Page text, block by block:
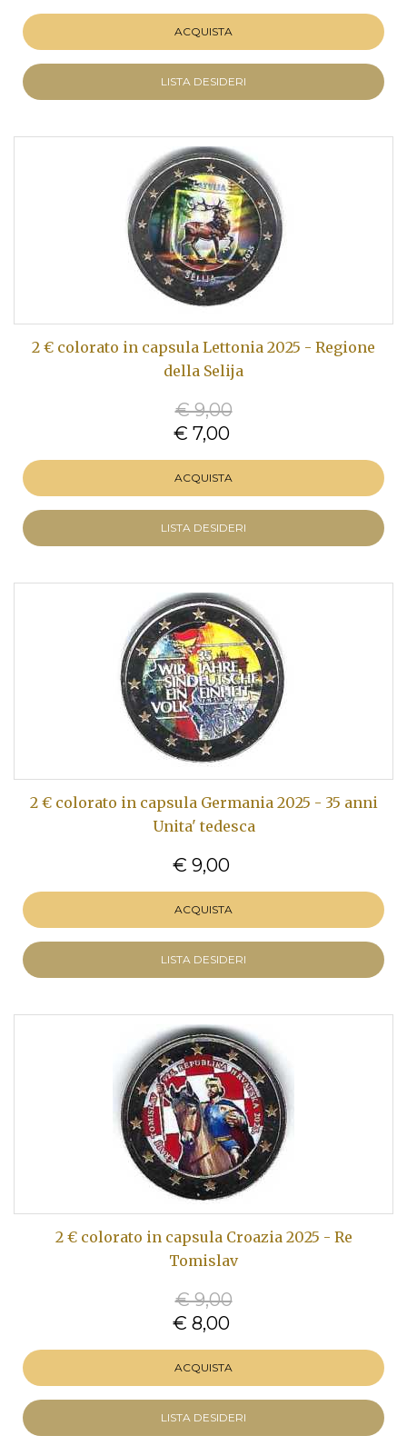
ACQUISTA
LISTA DESIDERI
2 € colorato in capsula Lettonia 2025 - Regione
della Selija
€ 9,00
€ 7,00
ACQUISTA
LISTA DESIDERI
2 € colorato in capsula Germania 2025 - 35 anni
Unita' tedesca
€ 9,00
ACQUISTA
LISTA DESIDERI
2 € colorato in capsula Croazia 2025 - Re
Tomislav
€ 9,00
€ 8,00
ACQUISTA
LISTA DESIDERI